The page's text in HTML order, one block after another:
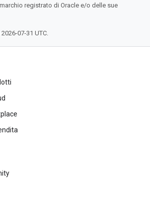
registrato di Oracle e/o delle sue
07-31 UTC.